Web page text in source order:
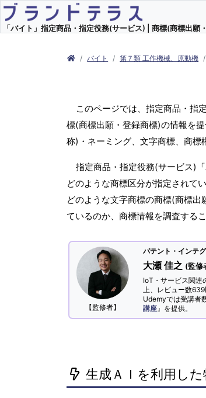
「バイト」指定商品・指定役務(サービス) | 商標(商標出願
バイト 第７類 工作機械、原動機
このページでは、指定商品・指
標(商標出願・登録商標)の情報を
称)・ネーミング、文字商標、商標
指定商品・指定役務(サービス)
どのような商標区分が指定されて
どのような文字商標の商標(商標
ているのか、商標情報を調査するこ
【監修者】
パテント・インテ
大瀬 佳之 (監修
IoT・サービス関連
上、レビュー数
Udemyでは受講者
講座 』を提供。
生成ＡＩを利用し